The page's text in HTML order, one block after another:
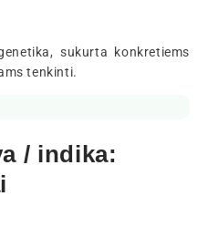
sukurta konkretiems
tenkinti.
/ indika: